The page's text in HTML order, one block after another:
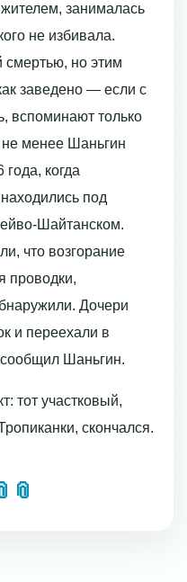
занималась
не избивала.
смертью, но этим
заведено — если с
вспоминают только
менее Шаньгин
когда
под
Шайтанском.
что возгорание
проводки,
Дочери
и переехали в
Шаньгин.
тот участковый,
скончался.
📎